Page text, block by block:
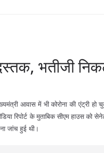
भतीजी
आवास में भी कोरोना की एंट्री हो
रिपोर्ट के मुताबिक सीएम हाउस
जांच हुई थी।